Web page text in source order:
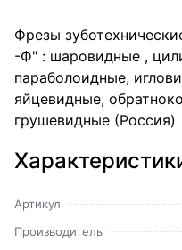
Фрезы
-Ф" : шаровидные ,
параболоидные,
яйцевидные,
грушевидные (Россия)
Артикул
Производитель